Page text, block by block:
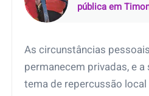
pública em
As circunstâncias
permanecem privadas, e
tema de repercussão